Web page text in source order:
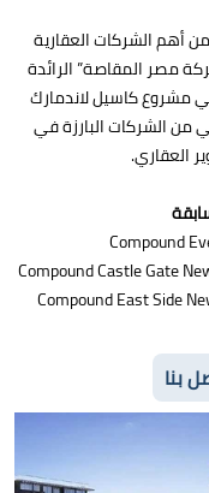
أهم الشركات العقارية
مصر المقاصة” الرائدة
مشروع كاسيل لاندمارك
الشركات البارزة في
العقاري.
بنا